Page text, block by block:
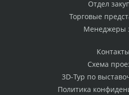
Отдел
Торговые
Менеджеры
Контакты
Схема
3D-Тур по
Политика